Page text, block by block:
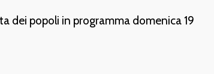
dei popoli in programma domenica 19